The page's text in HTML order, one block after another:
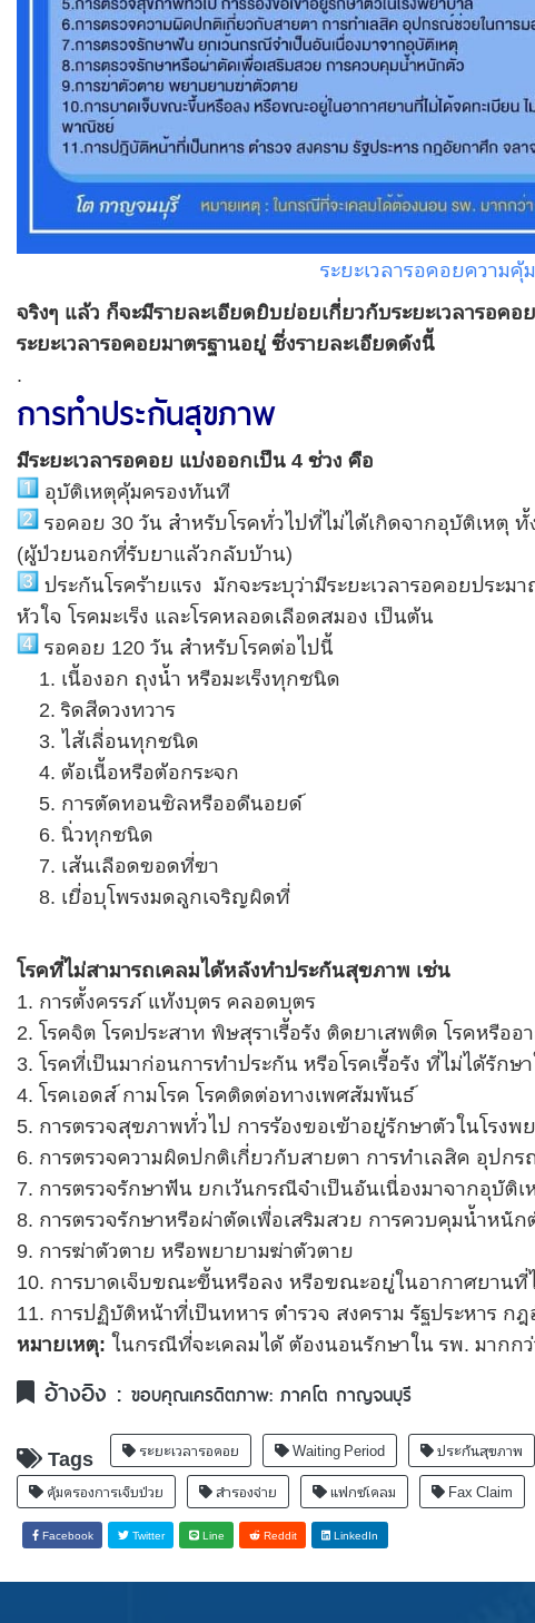
ระยะเวลารอคอยความคุ้
จริงๆ แล้ว ก็จะมีรายละเอียดยิบย่อยเกี่ยวกับระยะเวลารอ
ระยะเวลารอคอยมาตรฐานอยู่ ซึ่งรายละเอียดดังนี้
.
การทำประกันสุขภาพ
มีระยะเวลารอคอย แบ่งออกเป็น 4 ช่วง คือ
อุบัติเหตุคุ้มครองทันที
รอคอย 30 วัน สำหรับโรคทั่วไปที่ไม่ได้เกิดจากอุบัติเหตุ
(ผู้ป่วยนอกที่รับยาแล้วกลับบ้าน)
ประกันโรคร้ายแรง มักจะระบุว่ามีระยะเวลารอคอยประม
หัวใจ โรคมะเร็ง และโรคหลอดเลือดสมอง เป็นต้น
รอคอย 120 วัน สำหรับโรคต่อไปนี้
เนื้องอก ถุงน้ำ หรือมะเร็งทุกชนิด
ริดสีดวงทวาร
ไส้เลื่อนทุกชนิด
ต้อเนื้อหรือต้อกระจก
การตัดทอนซิลหรืออดีนอยด์
นิ่วทุกชนิด
เส้นเลือดขอดที่ขา
เยื่อบุโพรงมดลูกเจริญผิดที่
โรคที่ไม่สามารถเคลมได้หลังทำประกันสุขภาพ เช่น
1. การตั้งครรภ์ แท้งบุตร คลอดบุตร
2. โรคจิต โรคประสาท พิษสุราเรื้อรัง ติดยาเสพติด โรคหรือ
3. โรคที่เป็นมาก่อนการทำประกัน หรือโรคเรื้อรัง ที่ไม่ได้รักษ
4. โรคเอดส์ กามโรค โรคติดต่อทางเพศสัมพันธ์
5. การตรวจสุขภาพทั่วไป การร้องขอเข้าอยู่รักษาตัวในโรงพ
6. การตรวจความผิดปกติเกี่ยวกับสายตา การทำเลสิค อุปก
7. การตรวจรักษาฟัน ยกเว้นกรณีจำเป็นอันเนื่องมาจากอุบัติเ
8. การตรวจรักษาหรือผ่าตัดเพื่อเสริมสวย การควบคุมน้ำหนัก
9. การฆ่าตัวตาย หรือพยายามฆ่าตัวตาย
10. การบาดเจ็บขณะขึ้นหรือลง หรือขณะอยู่ในอากาศยาน
11. การปฏิบัติหน้าที่เป็นทหาร ตำรวจ สงคราม รัฐประหาร
หมายเหตุ: ในกรณีที่จะเคลมได้ ต้องนอนรักษาใน รพ. มากก
อ้างอิง : ขอบคุณเครดิตภาพ: ภาคโต กาญจนบุรี
Tags ระยะเวลารอคอย Waiting Period ประกันสุขภาพ
คุ้มครองการเจ็บป่วย สำรองจ่าย แฟกซ์เคลม Fax Claim
Facebook Twitter Line Reddit LinkedIn